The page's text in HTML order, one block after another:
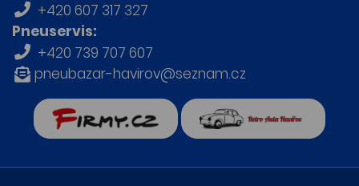
+420 607 317 327
Pneuservis:
+420 739 707 607
pneubazar-havirov@seznam.cz
Retro auta Havířov